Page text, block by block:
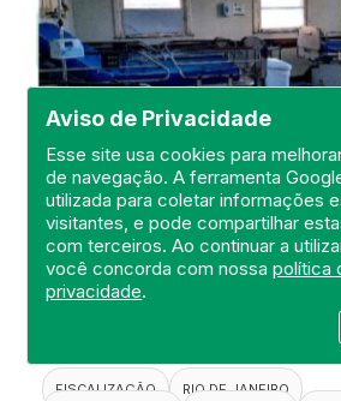
Aviso de Privacidade
Esse site usa cookies para
de navegação. A ferramenta
utilizada para coletar informações
visitantes, e pode compartilhar
com terceiros. Ao continuar a
você concorda com nossapolítica
privacidade.
Visita de Fiscalização no
Estadual Carlos Chagas
DEFIS
FISCALIZAÇÃO RIO DE JANEIRO